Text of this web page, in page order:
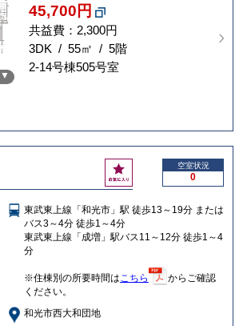
45,700円
共益費：2,300円
3DK / 55㎡ / 5階
2-14号棟505号室
お
気
入
り
空室状況
0
東武東上線「和光市」駅 徒歩13～19分 または
バス3～4分 徒歩1～4分
東武東上線「成増」駅バス11～12分 徒歩1～4
分
※住棟別の所要時間は こちら
からご確認
ください。
和光市西大和団地